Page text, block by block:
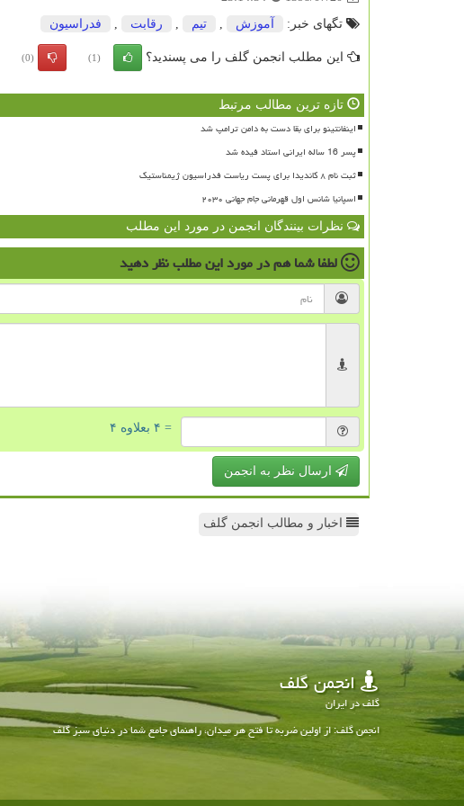
تگهای خبر: آموزش , تیم , رقابت , فدراسیون
این مطلب انجمن گلف را می پسندید؟ (1)
(0)
تازه ترین مطالب مرتبط
اینفانتینو برای بقا دست به دامن ترامپ شد
پسر 16 ساله ایرانی استاد فیده شد
ثبت نام ۸ کاندیدا برای پست ریاست فدراسیون ژیمناستیک
اسپانیا شانس اول قهرمانی جام جهانی ۲۰۳۰
نظرات بینندگان انجمن در مورد این مطلب
لطفا شما همدر مورد این مطلبنظر دهید
= ۴ بعلاوه ۴
ارسال نظر به انجمن
اخبار و مطالب انجمن گلف
انجمن گلف
گلف در ایران
انجمن گلف: از اولین ضربه تا فتح هر میدان، راهنمای جامع شما در دنیای سبز گلف